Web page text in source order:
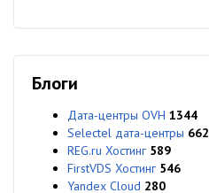
Блоги
Дата-центры OVH 1344
Selectel дата-центры 662
REG.ru Хостинг 589
FirstVDS Хостинг 546
Yandex Cloud 280